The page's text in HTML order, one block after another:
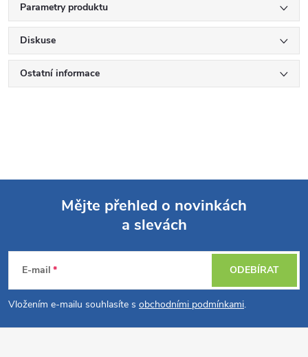
Parametry produktu
Diskuse
Ostatní informace
p
a
Mějte přehled o novinkách
a slevách
E-mail
Vložením e-mailu souhlasíte s obchodními podmínkami.
ODEBÍRAT